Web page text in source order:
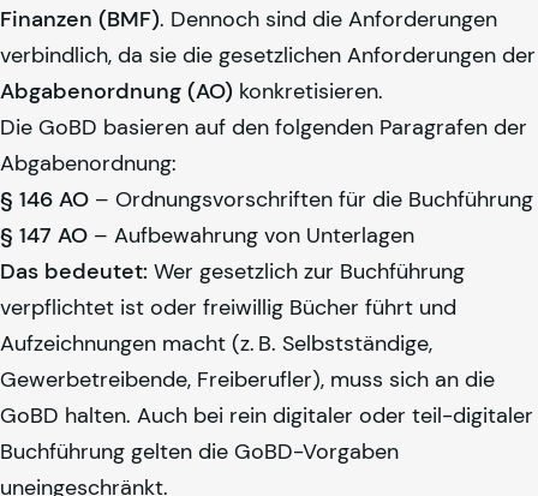
Finanzen (BMF). Dennoch sind die Anforderungen
verbindlich, da sie die gesetzlichen Anforderungen der
Abgabenordnung (AO) konkretisieren.
Die GoBD basieren auf den folgenden Paragrafen der
Abgabenordnung:
§ 146 AO – Ordnungsvorschriften für die Buchführung
§ 147 AO – Aufbewahrung von Unterlagen
Das bedeutet: Wer gesetzlich zur Buchführung
verpflichtet ist oder freiwillig Bücher führt und
Aufzeichnungen macht (z. B. Selbstständige,
Gewerbetreibende, Freiberufler), muss sich an die
GoBD halten. Auch bei rein digitaler oder teil-digitaler
Buchführung gelten die GoBD-Vorgaben
uneingeschränkt.